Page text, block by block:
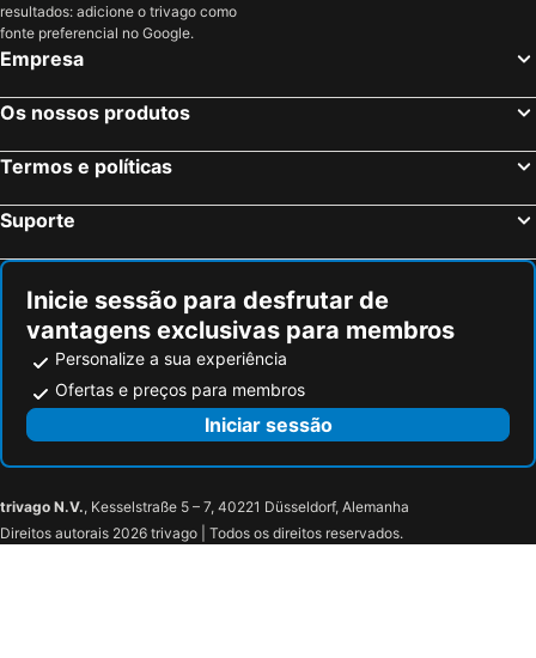
resultados: adicione o trivago como
fonte preferencial no Google.
Empresa
Os nossos produtos
Termos e políticas
Suporte
Inicie sessão para desfrutar de
vantagens exclusivas para membros
Personalize a sua experiência
Ofertas e preços para membros
Iniciar sessão
trivago N.V., Kesselstraße 5 – 7, 40221 Düsseldorf, Alemanha
Direitos autorais 2026 trivago | Todos os direitos reservados.